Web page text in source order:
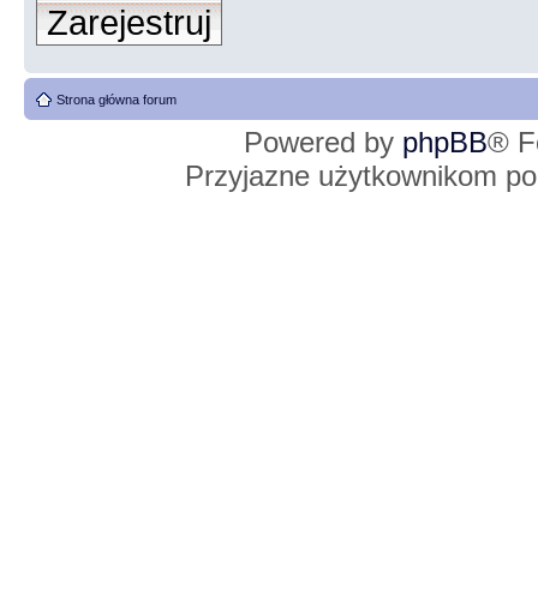
Zarejestruj
Strona główna forum
Powered by phpBB®
Przyjazne użytkownikom